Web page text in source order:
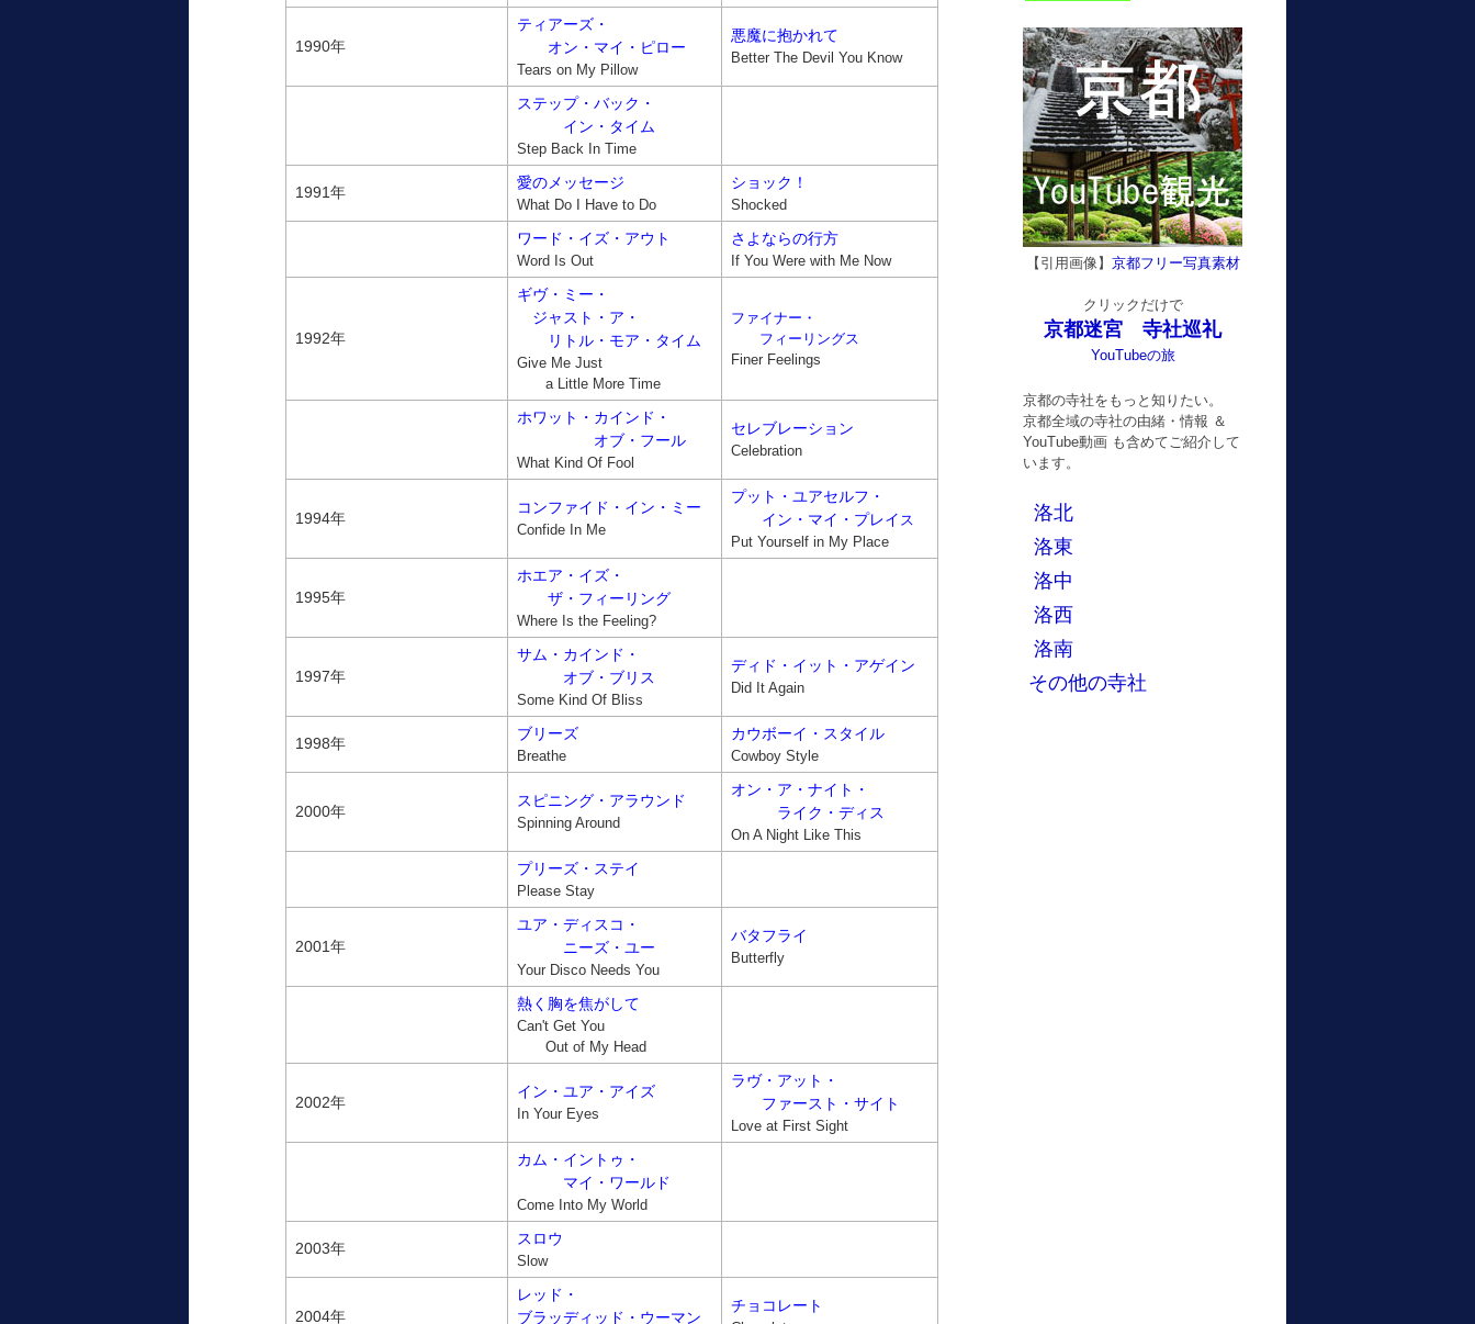
1990年
ティアーズ・
オン・マイ・ピロー
Tears on My Pillow
悪魔に抱かれて
Better The Devil You Know
ステップ・バック・
イン・タイム
Step Back In Time
1991年
愛のメッセージ
What Do I Have to Do
ショック！
Shocked
ワード・イズ・アウト
Word Is Out
さよならの行方
If You Were with Me Now
1992年
ギヴ・ミー・
ジャスト・ア・
リトル・モア・タイム
Give Me Just
a Little More Time
ファイナー・
フィーリングス
Finer Feelings
ホワット・カインド・
オブ・フール
What Kind Of Fool
セレブレーション
Celebration
1994年
コンファイド・イン・ミー
Confide In Me
プット・ユアセルフ・
イン・マイ・プレイ ス
Put Yourself in My Place
1995年
ホエア・イズ・
ザ・フィーリング
Where Is the Feeling?
1997年
サム・カインド・
オブ・ブリス
Some Kind Of Bliss
ディド・イット・アゲイン
Did It Again
1998年
ブリーズ
Breathe
カウボーイ・スタイル
Cowboy Style
2000年
スピニング・アラウンド
Spinning Around
オン・ア・ナイト・
ライク・ディス
On A Night Like This
プリーズ・ステイ
Please Stay
2001年
ユア・ディスコ・
ニーズ・ユー
Your Disco Needs You
バタフライ
Butterfly
熱く胸を焦がして
Can't Get You
Out of My Head
2002年
イン・ユア・アイズ
In Your Eyes
ラヴ・アット・
ファースト・サイト
Love at First Sight
カム・イントゥ・
マイ・ワールド
Come Into My World
2003年
スロウ
Slow
2004年
レッド・
ブラッディッド・ウーマン
チョコレート
【引用画像】 京都フリー写真素材
クリックだけで
京都迷宮 寺社巡礼
YouTubeの旅
京都の寺社をもっと知りたい。
京都全域の寺社の由緒・情報 ＆
YouTube動画 も含めてご紹介して
います。
洛北
洛東
洛中
洛西
洛南
その他の寺社